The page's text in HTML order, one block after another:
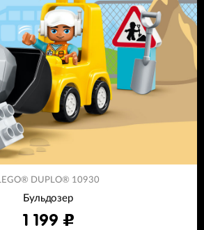
DUPLO® 10930
Бульдозер
1 199